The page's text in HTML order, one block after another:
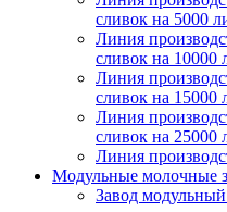
сливок на 5000
Линия
сливок на 10000
Линия
сливок на 15000
Линия
сливок на 25000
Линия
Модульные молочные
Завод